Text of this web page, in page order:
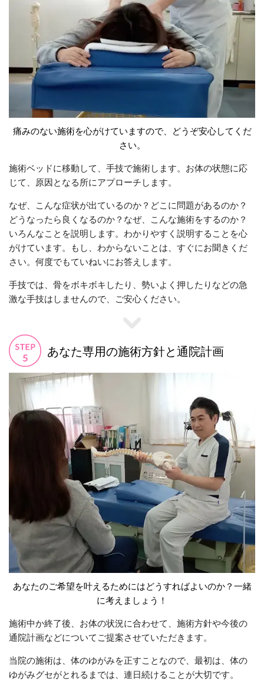
痛みのない施術を心がけていますので、どうぞ安心してくだ
さい。
施術ベッドに移動して、手技で施術します。お体の状態に応
じて、原因となる所にアプローチします。
なぜ、こんな症状が出ているのか？どこに問題があるのか？
どうなったら良くなるのか？なぜ、こんな施術をするのか？
いろんなことを説明します。わかりやすく説明することを心
がけています。もし、わからないことは、すぐにお聞きくだ
さい。何度でもていねいにお答えします。
手技では、骨をボキボキしたり、勢いよく押したりなどの急
激な手技はしませんので、ご安心ください。
あなた専用の施術方針と通院計画
あなたのご希望を叶えるためにはどうすればよいのか？一緒
に考えましょう！
施術中か終了後、お体の状況に合わせて、施術方針や今後の
通院計画などについてご提案させていただきます。
当院の施術は、体のゆがみを正すことなので、最初は、体の
ゆがみグセがとれるまでは、連日続けることが大切です。